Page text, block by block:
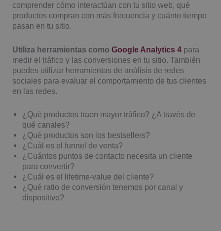
comprender cómo interactúan con tu sitio web, qué
productos compran con más frecuencia y cuánto tiempo
pasan en tu sitio.
Utiliza herramientas comoGoogle Analytics 4 para
medir el tráfico y las conversiones en tu sitio. También
puedes utilizar herramientas de análisis de redes
sociales para evaluar el comportamiento de tus clientes
en las redes.
¿Qué productos traen mayor tráfico? ¿A través de
qué canales?
¿Qué productos son los bestsellers?
¿Cuál es el funnel de venta?
¿Cuántos puntos de contacto necesita un cliente
para convertir?
¿Cuál es el lifetime-value del cliente?
¿Qué ratio de conversión tenemos por canal y
dispositivo?